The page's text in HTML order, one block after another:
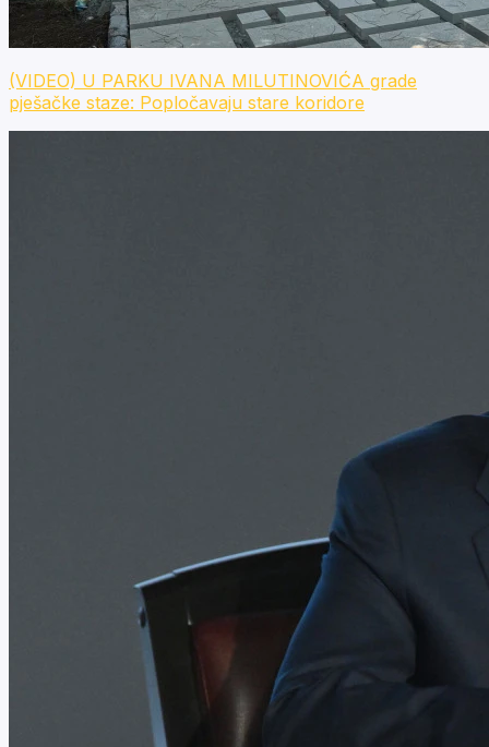
(VIDEO) U PARKU IVANA MILUTINOVIĆA grade
pješačke staze: Popločavaju stare koridore